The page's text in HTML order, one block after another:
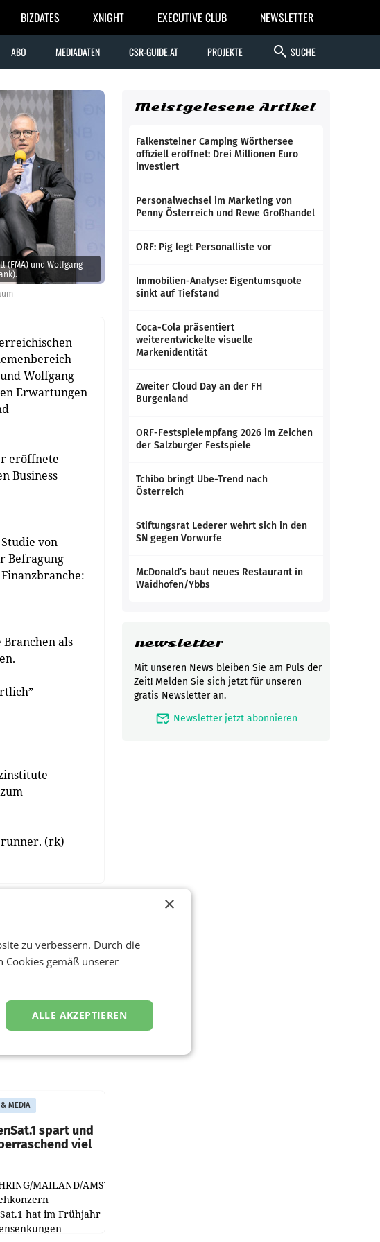
BIZDATES XNIGHT EXECUTIVE CLUB NEWSLETTER
ABO MEDIADATEN CSR-GUIDE.AT PROJEKTE search SUCHE
(FMA) und Wolfgang
Wolfgang
Erwartungen
eröffnete
Business
von
Befragung
als
(rk)
MEDIA
spart und
viel
MAILAND/AMSTERDAM.
hat im Frühjahr
Meistgelesene Artikel
Falkensteiner Camping Wörthersee
offiziell eröffnet: Drei Millionen Euro
investiert
Personalwechsel im Marketing von
Penny Österreich und Rewe Großhandel
ORF: Pig legt Personalliste vor
Immobilien-Analyse: Eigentumsquote
sinkt auf Tiefstand
Coca-Cola präsentiert
weiterentwickelte visuelle
Markenidentität
Zweiter Cloud Day an der FH
Burgenland
ORF-Festspielempfang 2026 im Zeichen
der Salzburger Festspiele
Tchibo bringt Ube-Trend nach
Österreich
Stiftungsrat Lederer wehrt sich in den
SN gegen Vorwürfe
McDonald’s baut neues Restaurant in
Waidhofen/Ybbs
newsletter
Mit unseren News bleiben Sie am Puls der
Zeit! Melden Sie sich jetzt für unseren
gratis Newsletter an.
mark_email_read Newsletter jetzt abonnieren
×
zu verbessern. Durch die
Cookies gemäß unserer
ALLE AKZEPTIEREN